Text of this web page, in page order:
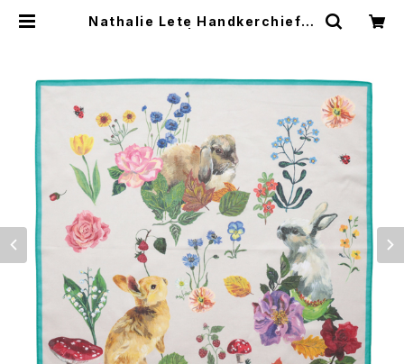
Nathalie Lete Handkerchief R